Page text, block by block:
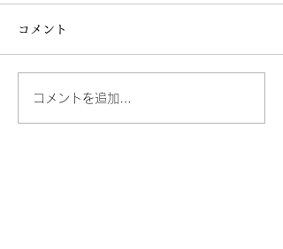
磯自慢酒造商品情報のお
コメント
コメントを追加…